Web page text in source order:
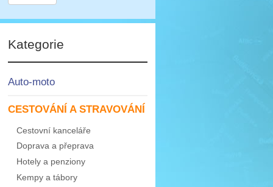
Kategorie
Auto-moto
CESTOVÁNÍ A STRAVOVÁNÍ
Cestovní kanceláře
Doprava a přeprava
Hotely a penziony
Kempy a tábory